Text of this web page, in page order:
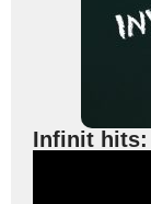
Infinit hits: